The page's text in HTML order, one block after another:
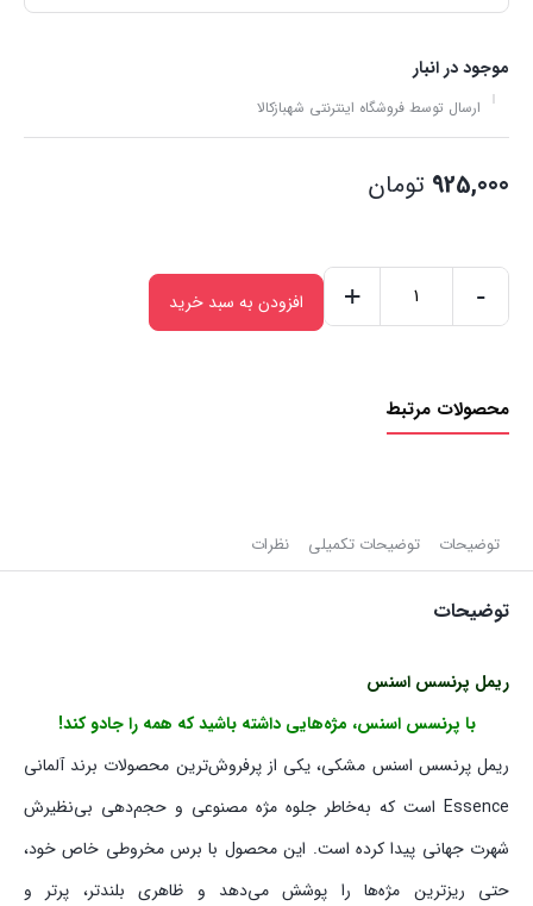
موجود در انبار
ارسال توسط فروشگاه اینترنتی شهبازکالا
925,000 تومان
مشکی
-
+ افزودن به سبد خرید
محصولات مرتبط
توضیحات توضیحات تکمیلی نظرات
توضیحات
ریمل پرنسس اسنس
با پرنسس اسنس، مژه‌هایی داشته باشید که همه را جادو کند!
ریمل پرنسس اسنس مشکی، یکی از پرفروش‌ترین محصولات برند آلمانی
Essence است که به‌خاطر جلوه مژه مصنوعی و حجم‌دهی بی‌نظیرش
شهرت جهانی پیدا کرده است. این محصول با برس مخروطی خاص خود،
حتی ریزترین مژه‌ها را پوشش می‌دهد و ظاهری بلندتر، پرتر و